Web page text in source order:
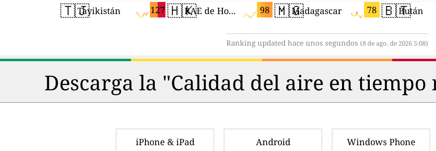
🇹🇯 127
Tayikistán 🇭🇰 98
RAE de Hong Kong (China) 🇲🇬 78
Madagascar 🇧🇹Bután
Ranking updated hace unos segundos (8 de ago. de 2026 5:08)
Descarga la "Calidad del aire en
iPhone & iPad Android Windows Phone